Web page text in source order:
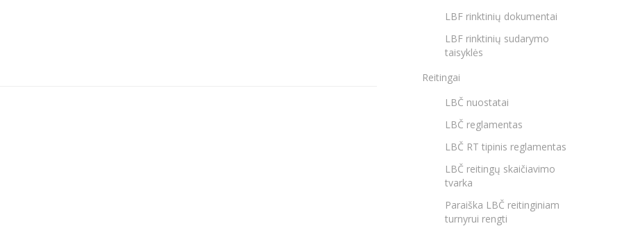
LBF rinktinių dokumentai
LBF rinktinių sudarymo
taisyklės
Reitingai
LBČ nuostatai
LBČ reglamentas
LBČ RT tipinis reglamentas
LBČ reitingų skaičiavimo
tvarka
Paraiška LBČ reitinginiam
turnyrui rengti